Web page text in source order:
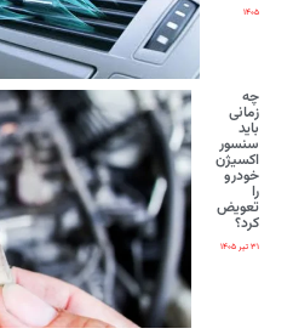
۱۴۰۵
چه
زمانی
باید
سنسور
اکسیژن
خودرو
را
تعویض
کرد؟
۳۱ تیر ۱۴۰۵